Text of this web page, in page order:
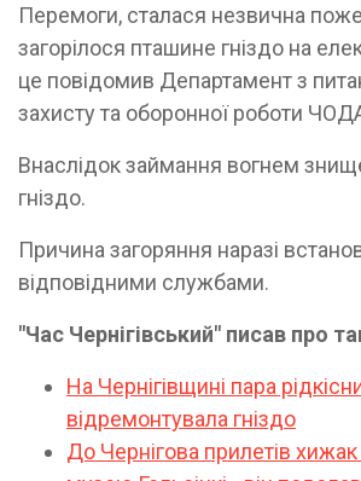
Перемоги, сталася незвична
загорілося пташине гніздо на
це повідомив Департамент з
захисту та оборонної роботи
Внаслідок займання вогнем
гніздо.
Причина загоряння наразі
відповідними службами.
"Час Чернігівський" писав про
На Чернігівщині пара
відремонтувала гніздо
До Чернігова прилетів хижак